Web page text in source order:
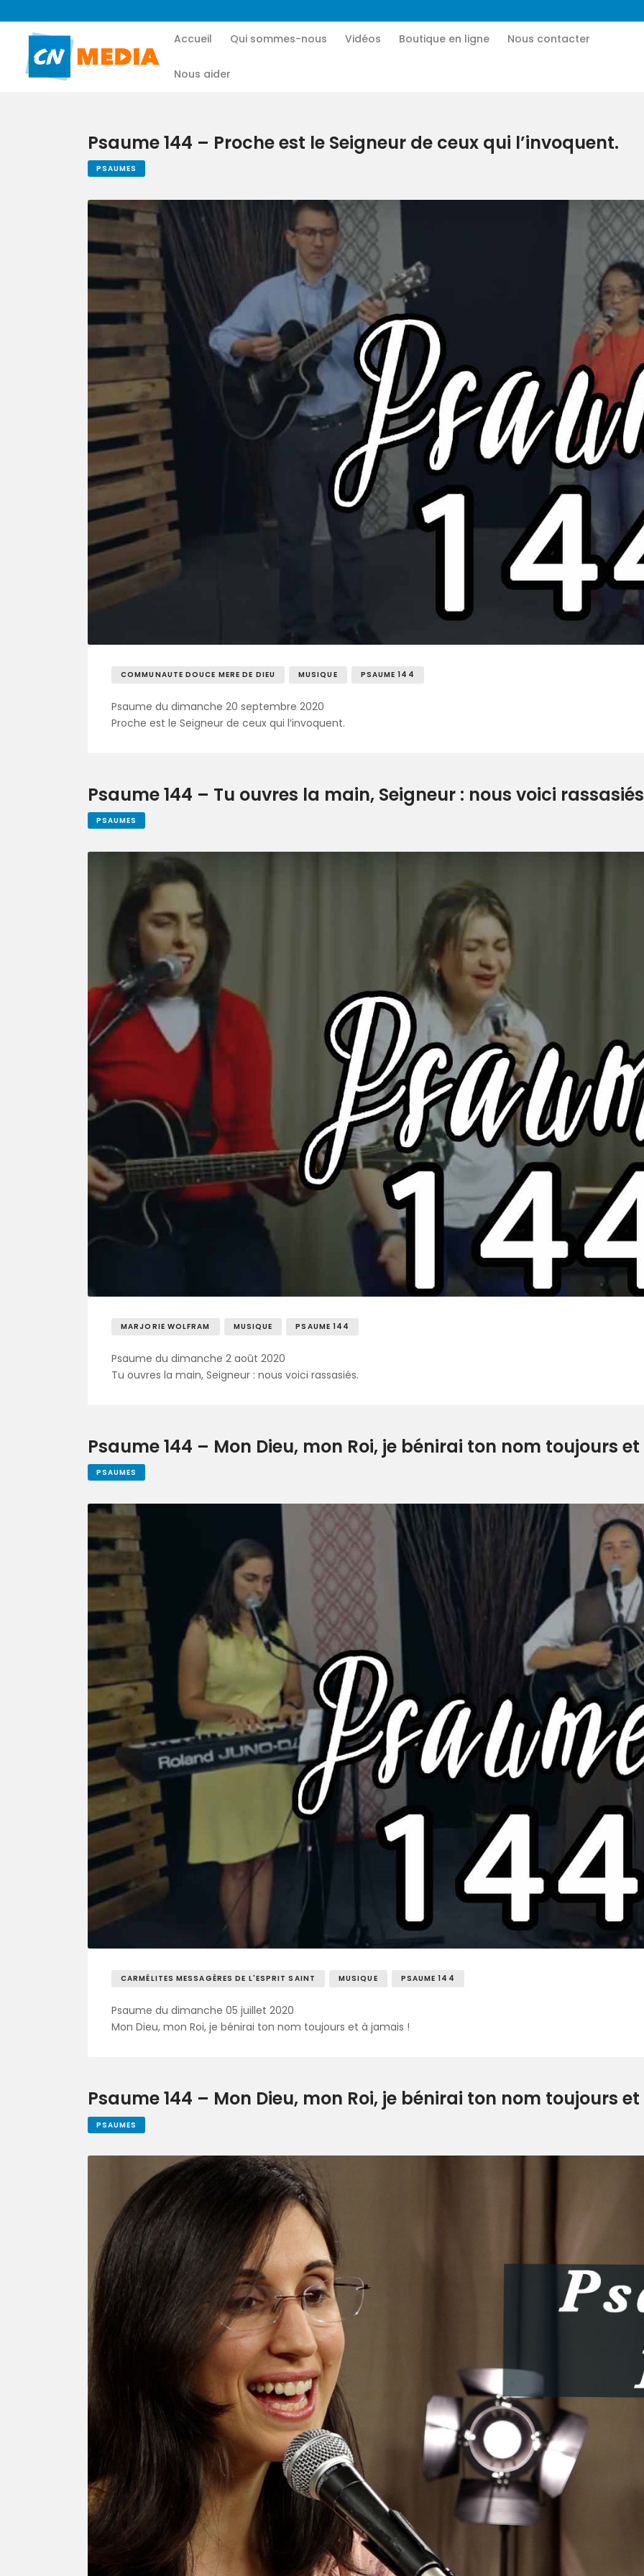
Accueil Qui sommes-nous Vidéos Boutique en ligne Nous contacter
Nous aider
Accueil
Boutique en ligne
Nous contacter
Psaume 144 – Proche est le Seigneur de ceux qui l’invoquent.
PSAUMES
COMMUNAUTE DOUCE MERE DE DIEU MUSIQUE PSAUME 144
Psaume du dimanche 20 septembre 2020
Proche est le Seigneur de ceux qui l’invoquent.
Psaume 144 – Tu ouvres la main, Seigneur : nous voici
PSAUMES
MARJORIE WOLFRAM MUSIQUE PSAUME 144
Psaume du dimanche 2 août 2020
Tu ouvres la main, Seigneur : nous voici rassasiés.
Psaume 144 – Mon Dieu, mon Roi, je bénirai ton nom toujours
PSAUMES
CARMÉLITES MESSAGÈRES DE L'ESPRIT SAINT MUSIQUE PSAUME 144
Psaume du dimanche 05 juillet 2020
Mon Dieu, mon Roi, je bénirai ton nom toujours et à jamais !
Psaume 144 – Mon Dieu, mon Roi, je bénirai ton nom toujours
PSAUMES